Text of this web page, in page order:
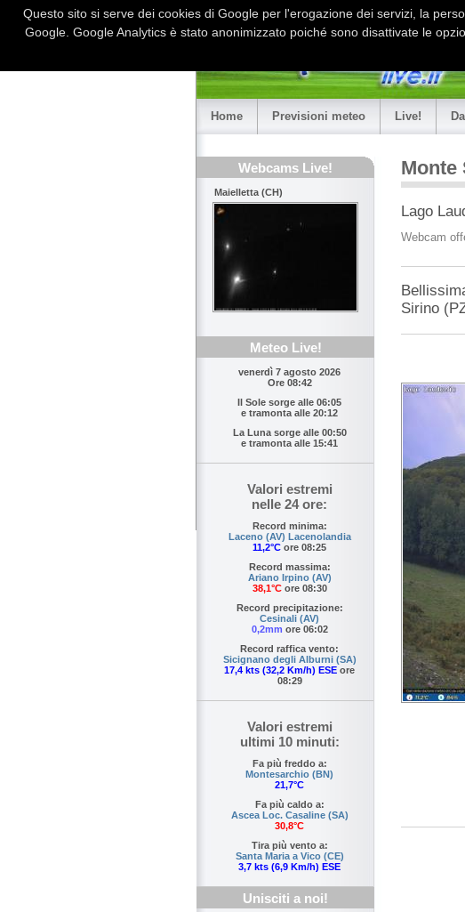
Home Previsioni meteo Live!
Webcams Live!
Maielletta (CH)
Meteo Live!
venerdì 7 agosto 2026
Ore 08:42
Il Sole sorge alle 06:05
e tramonta alle 20:12
La Luna sorge alle 00:50
e tramonta alle 15:41
Valori estremi
nelle 24 ore:
Record minima:
Laceno (AV) Lacenolandia
11,2°C ore 08:25
Record massima:
Ariano Irpino (AV)
38,1°Core 08:30
Record precipitazione:
Cesinali (AV)
0,2mm ore 06:02
Record raffica vento:
Sicignano degli Alburni (SA)
17,4 kts (32,2 Km/h) ESE ore
08:29
Valori estremi
ultimi 10 minuti:
Fa più freddo a:
Montesarchio (BN)
21,7°C
Fa più caldo a:
Ascea Loc. Casaline (SA)
30,8°C
Tira più vento a:
Santa Maria a Vico (CE)
3,7 kts (6,9 Km/h) ESE
Unisciti a noi!
Monte
Lago
Webcam
Sirino
Questo sito si serve dei cookies di Google per l'erogazione dei servizi, la
Google. Google Analytics è stato anonimizzato poiché sono disattivate le